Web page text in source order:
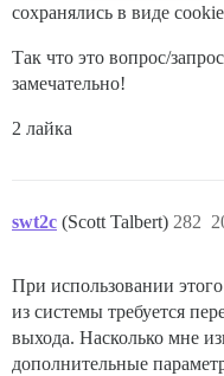
сохранялись в виде
Так что это вопрос/
замечательно!
2 лайка
swt2c (Scott Talbert) 282
При использовании
из системы требуется
выхода. Насколько мне
дополнительные